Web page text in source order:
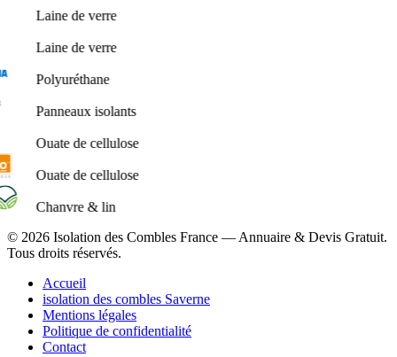
Laine de verre
Laine de verre
Polyuréthane
Panneaux isolants
Ouate de cellulose
Ouate de cellulose
Chanvre & lin
© 2026 Isolation des Combles France — Annuaire & Devis Gratuit.
Tous droits réservés.
Accueil
isolation des combles Saverne
Mentions légales
Politique de confidentialité
Contact